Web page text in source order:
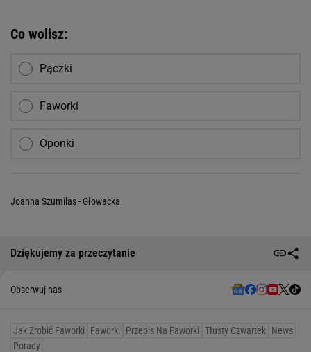
Co wolisz:
Pączki
Faworki
Oponki
Joanna Szumilas - Głowacka
Dziękujemy za przeczytanie
Obserwuj nas
Jak Zrobić Faworki Faworki Przepis Na Faworki Tłusty Czwartek News
Porady